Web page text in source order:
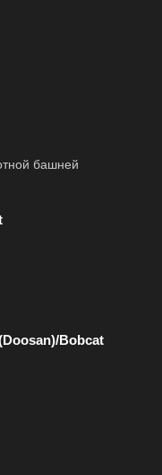
башней
Bobcat